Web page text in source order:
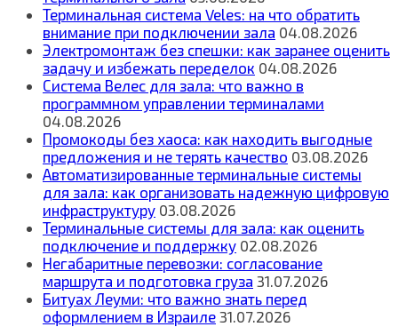
Терминальная система Veles: на что обратить
внимание при подключении зала 04.08.2026
Электромонтаж без спешки: как заранее оценить
задачу и избежать переделок 04.08.2026
Система Велес для зала: что важно в
программном управлении терминалами
04.08.2026
Промокоды без хаоса: как находить выгодные
предложения и не терять качество 03.08.2026
Автоматизированные терминальные системы
для зала: как организовать надежную цифровую
инфраструктуру 03.08.2026
Терминальные системы для зала: как оценить
подключение и поддержку 02.08.2026
Негабаритные перевозки: согласование
маршрута и подготовка груза 31.07.2026
Битуах Леуми: что важно знать перед
оформлением в Израиле 31.07.2026